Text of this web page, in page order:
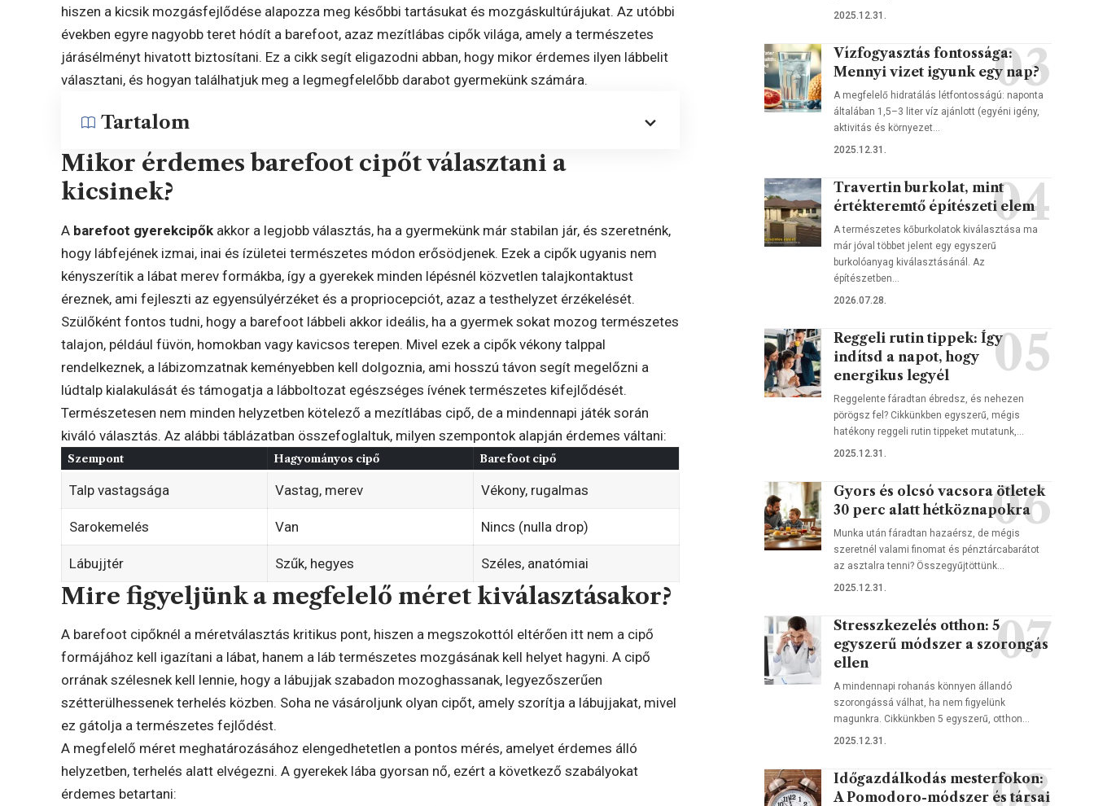
hiszen a kicsik mozgásfejlődése alapozza meg későbbi tartásukat és mozgáskultúrájukat. Az utóbbi
években egyre nagyobb teret hódít a barefoot, azaz mezítlábas cipők világa, amely a természetes
járásélményt hivatott biztosítani. Ez a cikk segít eligazodni abban, hogy mikor érdemes ilyen lábbelit
választani, és hogyan találhatjuk meg a legmegfelelőbb darabot gyermekünk számára.
Tartalom
Mikor érdemes barefoot cipőt választani a
kicsinek?
A barefoot gyerekcipők akkor a legjobb választás, ha a gyermekünk már stabilan jár, és szeretnénk,
hogy lábfejének izmai, inai és ízületei természetes módon erősödjenek. Ezek a cipők ugyanis nem
kényszerítik a lábat merev formákba, így a gyerekek minden lépésnél közvetlen talajkontaktust
éreznek, ami fejleszti az egyensúlyérzéket és a propriocepciót, azaz a testhelyzet érzékelését.
Szülőként fontos tudni, hogy a barefoot lábbeli akkor ideális, ha a gyermek sokat mozog természetes
talajon, például füvön, homokban vagy kavicsos terepen. Mivel ezek a cipők vékony talppal
rendelkeznek, a lábizomzatnak keményebben kell dolgoznia, ami hosszú távon segít megelőzni a
lúdtalp kialakulását és támogatja a lábboltozat egészséges ívének természetes kifejlődését.
Természetesen nem minden helyzetben kötelező a mezítlábas cipő, de a mindennapi játék során
kiváló választás. Az alábbi táblázatban összefoglaltuk, milyen szempontok alapján érdemes váltani:
Szempont Hagyományos cipő Barefoot cipő
Talp vastagsága Vastag, merev Vékony, rugalmas
Sarokemelés Van Nincs (nulla drop)
Lábujjtér Szűk, hegyes Széles, anatómiai
Mire figyeljünk a megfelelő méret kiválasztásakor?
A barefoot cipőknél a méretválasztás kritikus pont, hiszen a megszokottól eltérően itt nem a cipő
formájához kell igazítani a lábat, hanem a láb természetes mozgásának kell helyet hagyni. A cipő
orrának szélesnek kell lennie, hogy a lábujjak szabadon mozoghassanak, legyezőszerűen
szétterülhessenek terhelés közben. Soha ne vásároljunk olyan cipőt, amely szorítja a lábujjakat, mivel
ez gátolja a természetes fejlődést.
A megfelelő méret meghatározásához elengedhetetlen a pontos mérés, amelyet érdemes álló
helyzetben, terhelés alatt elvégezni. A gyerekek lába gyorsan nő, ezért a következő szabályokat
érdemes betartani:
2025.12.31.
Vízfogyasztás fontossága:
Mennyi vizet igyunk egy nap?
A megfelelő hidratálás létfontosságú: naponta
általában 1,5–3 liter víz ajánlott (egyéni igény,
aktivitás és környezet…
2025.12.31.
Travertin burkolat, mint
értékteremtő építészeti elem
A természetes kőburkolatok kiválasztása ma
már jóval többet jelent egy egyszerű
burkolóanyag kiválasztásánál. Az
építészetben…
2026.07.28.
Reggeli rutin tippek: Így
indítsd a napot, hogy
energikus legyél
Reggelente fáradtan ébredsz, és nehezen
pörögsz fel? Cikkünkben egyszerű, mégis
hatékony reggeli rutin tippeket mutatunk,…
2025.12.31.
Gyors és olcsó vacsora ötletek
30 perc alatt hétköznapokra
Munka után fáradtan hazaérsz, de mégis
szeretnél valami finomat és pénztárcabarátot
az asztalra tenni? Összegyűjtöttünk…
2025.12.31.
Stresszkezelés otthon: 5
egyszerű módszer a szorongás
ellen
A mindennapi rohanás könnyen állandó
szorongássá válhat, ha nem figyelünk
magunkra. Cikkünkben 5 egyszerű, otthon…
2025.12.31.
Időgazdálkodás mesterfokon:
A Pomodoro-módszer és társai